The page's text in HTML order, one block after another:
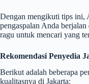
Dengan mengikuti tips ini,
pengaspalan Anda
ragu untuk mencari yang
Rekomendasi Penyedia
Berikut adalah beberapa
kualitasnya di Jakarta: